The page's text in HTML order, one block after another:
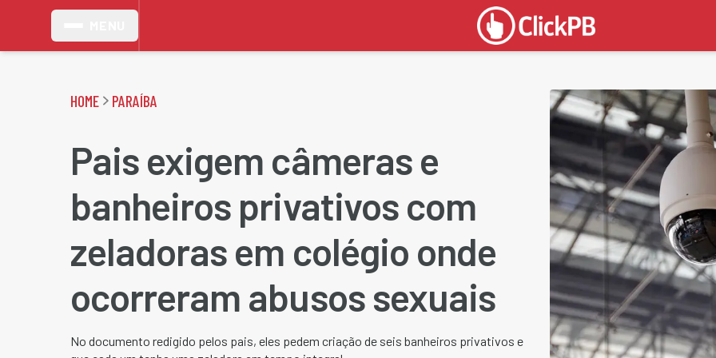
HOME PARAÍBA
Pais exigem câmeras e
banheiros privativos com
zeladoras em colégio onde
ocorreram abusos sexuais
No documento redigido pelos pais, eles pedem criação de seis banheiros privativos e